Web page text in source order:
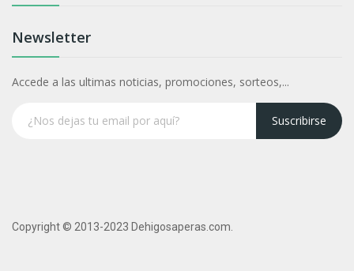
Newsletter
Accede a las ultimas noticias, promociones, sorteos,...
Suscribirse
Copyright © 2013-2023 Dehigosaperas.com.